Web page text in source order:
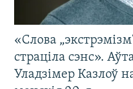
«Слова
страціла сэнс».
Уладзімер Казлоў